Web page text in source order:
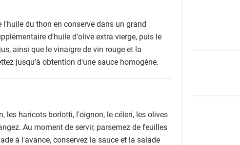
l'huile du thon en conserve dans un grand
d'huile d'olive extra vierge, puis le
ainsi que le vinaigre de vin rouge et la
jusqu'à obtention d'une sauce homogène.
les haricots borlotti, l'oignon, le céleri, les olives
Au moment de servir, parsemez de feuilles
à l'avance, conservez la sauce et la salade